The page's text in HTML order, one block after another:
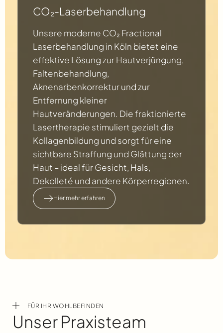
CO₂-Laserbehandlung
Unsere moderne CO₂ Fractional
Laserbehandlung in Köln bietet eine
effektive Lösung zur Hautverjüngung,
Faltenbehandlung,
Aknenarbenkorrektur und zur
Entfernung kleiner
Hautveränderungen. Die fraktionierte
Lasertherapie stimuliert gezielt die
Kollagenbildung und sorgt für eine
sichtbare Straffung und Glättung der
Haut – ideal für Gesicht, Hals,
Dekolleté und andere Körperregionen.
Hier mehr erfahren
FÜR IHR WOHLBEFINDEN
Unser Praxisteam